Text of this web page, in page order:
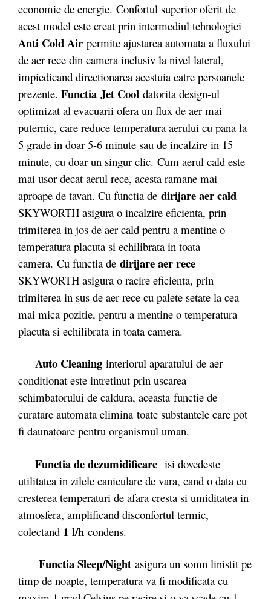
economie de energie. Confortul superior oferit de
acest model este creat prin intermediul tehnologiei
Anti Cold Air permite ajustarea automata a fluxului
de aer rece din camera inclusiv la nivel lateral,
impiedicand directionarea acestuia catre persoanele
prezente. Functia Jet Cool datorita design-ul
optimizat al evacuarii ofera un flux de aer mai
puternic, care reduce temperatura aerului cu pana la
5 grade in doar 5-6 minute sau de incalzire in 15
minute, cu doar un singur clic. Cum aerul cald este
mai usor decat aerul rece, acesta ramane mai
aproape de tavan. Cu functia de dirijare aer cald
SKYWORTH asigura o incalzire eficienta, prin
trimiterea in jos de aer cald pentru a mentine o
temperatura placuta si echilibrata in toata
camera. Cu functia de dirijare aer rece
SKYWORTH asigura o racire eficienta, prin
trimiterea in sus de aer rece cu palete setate la cea
mai mica pozitie, pentru a mentine o temperatura
placuta si echilibrata in toata camera.
Auto Cleaning interiorul aparatului de aer
conditionat este intretinut prin uscarea
schimbatorului de caldura, aceasta functie de
curatare automata elimina toate substantele care pot
fi daunatoare pentru organismul uman.
Functia de dezumidificare isi dovedeste
utilitatea in zilele caniculare de vara, cand o data cu
cresterea temperaturi de afara cresta si umiditatea in
atmosfera, amplificand disconfortul termic,
colectand 1 l/h condens.
Functia Sleep/Night asigura un somn linistit pe
timp de noapte, temperatura va fi modificata cu